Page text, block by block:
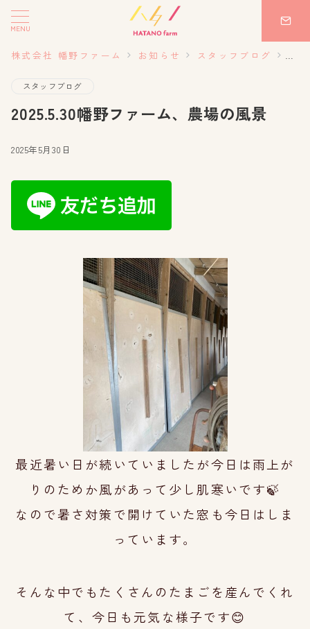
MENU
株式会社 幡野ファーム お知らせ スタッフブログ
スタッフブログ
2025.5.30幡野ファーム、農場の風景
2025年5月30日
最近暑い日が続いていましたが今日は雨上が
りのためか風があって 少し肌寒いです🍃
なので暑さ対策で開けていた窓も今日はしま
ってい ます。
そんな中でもたくさんのたまごを産んでくれ
て、今日も元気な様子です😊